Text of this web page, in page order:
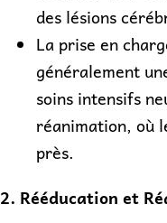
des lésions
La prise en
généralement
soins intensifs
réanimation, où
près.
2. Rééducation et